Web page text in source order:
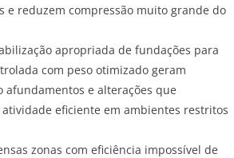
e reduzem compressão muito grande do
apropriada de fundações para
com peso otimizado geram
afundamentos e alterações que
eficiente em ambientes restritos
zonas com eficiência impossível de